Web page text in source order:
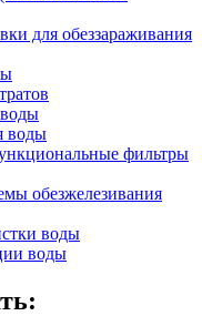
для обеззараживания
воды
фильтры
обезжелезивания
воды
воды